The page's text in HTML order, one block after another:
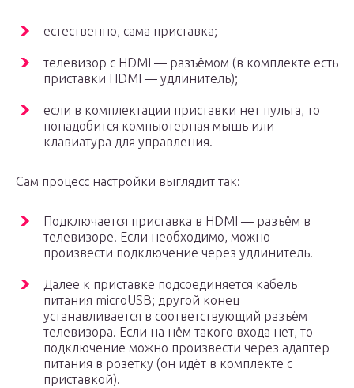
естественно, сама приставка;
телевизор с HDMI — разъёмом (в комплекте есть
приставки HDMI — удлинитель);
если в комплектации приставки нет пульта, то
понадобится компьютерная мышь или
клавиатура для управления.
Сам процесс настройки выглядит так:
Подключается приставка в HDMI — разъём в
телевизоре. Если необходимо, можно
произвести подключение через удлинитель.
Далее к приставке подсоединяется кабель
питания microUSB; другой конец
устанавливается в соответствующий разъём
телевизора. Если на нём такого входа нет, то
подключение можно произвести через адаптер
питания в розетку (он идёт в комплекте с
приставкой).